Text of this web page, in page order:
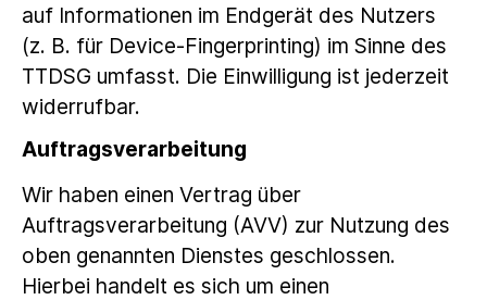
auf Informationen im Endgerät des Nutzers
(z. B. für Device-Fingerprinting) im Sinne des
TTDSG umfasst. Die Einwilligung ist jederzeit
widerrufbar.
Auftragsverarbeitung
Wir haben einen Vertrag über
Auftragsverarbeitung (AVV) zur Nutzung des
oben genannten Dienstes geschlossen.
Hierbei handelt es sich um einen